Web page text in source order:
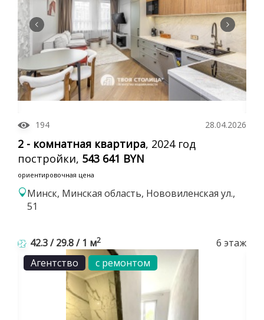
194 28.04.2026
2 - комнатная квартира, 2024 год
постройки, 543 641 BYN
ориентировочная цена
Минск, Минская область, Нововиленская ул.,
51
42.3 / 29.8 / 1 м2
6 этаж
Агентство
с ремонтом